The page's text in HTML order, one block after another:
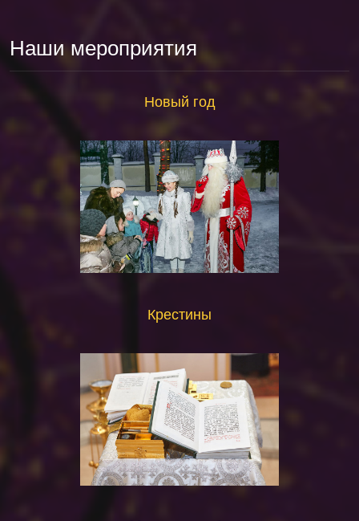
Наши мероприятия
Новый год
Крестины